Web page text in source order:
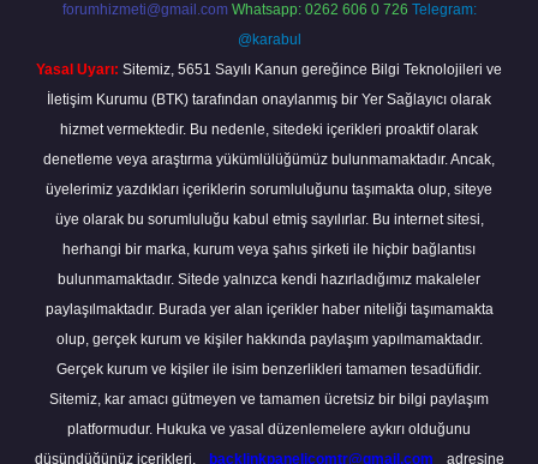
forumhizmeti@gmail.com Whatsapp: 0262 606 0 726 Telegram:
@karabul
Yasal Uyarı: Sitemiz, 5651 Sayılı Kanun gereğince Bilgi Teknolojileri ve
İletişim Kurumu (BTK) tarafından onaylanmış bir Yer Sağlayıcı olarak
hizmet vermektedir. Bu nedenle, sitedeki içerikleri proaktif olarak
denetleme veya araştırma yükümlülüğümüz bulunmamaktadır. Ancak,
üyelerimiz yazdıkları içeriklerin sorumluluğunu taşımakta olup, siteye
üye olarak bu sorumluluğu kabul etmiş sayılırlar. Bu internet sitesi,
herhangi bir marka, kurum veya şahıs şirketi ile hiçbir bağlantısı
bulunmamaktadır. Sitede yalnızca kendi hazırladığımız makaleler
paylaşılmaktadır. Burada yer alan içerikler haber niteliği taşımamakta
olup, gerçek kurum ve kişiler hakkında paylaşım yapılmamaktadır.
Gerçek kurum ve kişiler ile isim benzerlikleri tamamen tesadüfidir.
Sitemiz, kar amacı gütmeyen ve tamamen ücretsiz bir bilgi paylaşım
platformudur. Hukuka ve yasal düzenlemelere aykırı olduğunu
düşündüğünüz içerikleri,
backlinkpanelicomtr@gmail.com adresine